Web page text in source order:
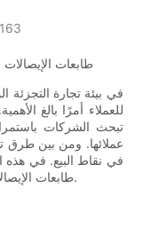
163
طابعات
في بيئة تجارة التجزئة
للعملاء أمرًا بالغ
تبحث الشركات
عملائها. ومن بين طرق
في نقاط البيع. في هذه
طابعات الإيصالات المتنقلة وكيف يُمكنها أن تُسهّل عملية الدفع.